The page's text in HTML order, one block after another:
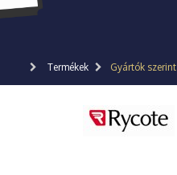
Termékek Gyártók szerint